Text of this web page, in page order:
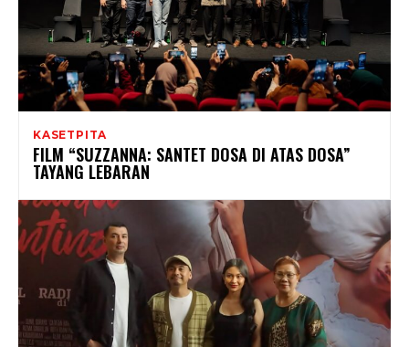
KASETPITA
FILM “SUZZANNA: SANTET DOSA DI ATAS DOSA”
TAYANG LEBARAN